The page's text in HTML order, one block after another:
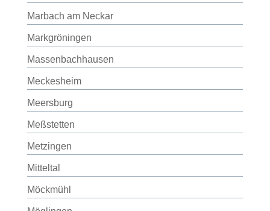
Marbach am Neckar
Markgröningen
Massenbachhausen
Meckesheim
Meersburg
Meßstetten
Metzingen
Mitteltal
Möckmühl